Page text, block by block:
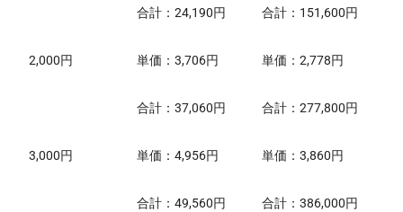
合計：24,190円 合計：151,600円
2,000円 単価：3,706円 単価：2,778円
合計：37,060円 合計：277,800円
3,000円 単価：4,956円 単価：3,860円
合計：49,560円 合計：386,000円